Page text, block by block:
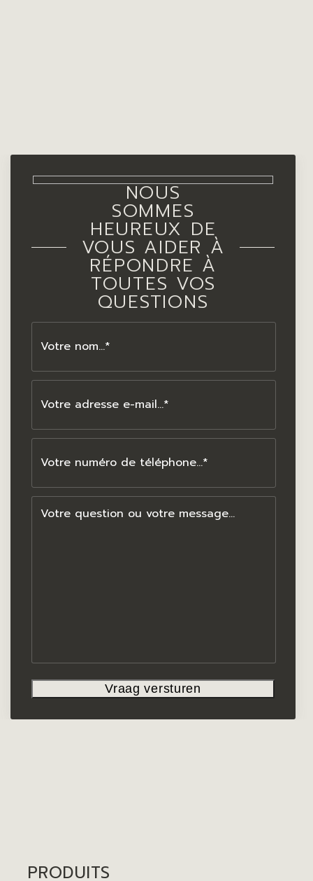
NOUS
SOMMES
HEUREUX DE
VOUS AIDER À
RÉPONDRE À
TOUTES VOS
QUESTIONS
PRODUITS